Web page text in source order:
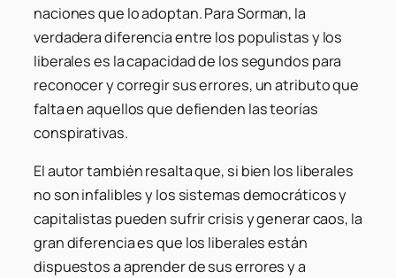
naciones que lo adoptan. Para Sorman, la
verdadera diferencia entre los populistas y los
liberales es la capacidad de los segundos para
reconocer y corregir sus errores, un atributo que
falta en aquellos que defienden las teorías
conspirativas.
El autor también resalta que, si bien los liberales
no son infalibles y los sistemas democráticos y
capitalistas pueden sufrir crisis y generar caos, la
gran diferencia es que los liberales están
dispuestos a aprender de sus errores y a